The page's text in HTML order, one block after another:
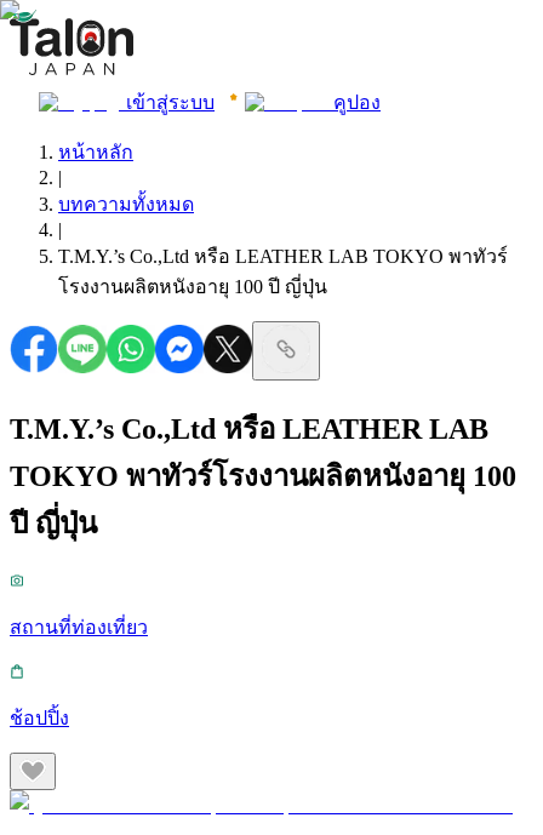
เข้าสู่ระบบ คูปอง
หน้าหลัก
|
บทความทั้งหมด
|
T.M.Y.’s Co.,Ltd หรือ LEATHER LAB TOKYO พาทัวร์
โรงงานผลิตหนังอายุ 100 ปี ญี่ปุ่น
T.M.Y.’s Co.,Ltd หรือ LEATHER LAB
TOKYO พาทัวร์โรงงานผลิตหนังอายุ 100
ปี ญี่ปุ่น
สถานที่ท่องเที่ยว
ช้อปปิ้ง